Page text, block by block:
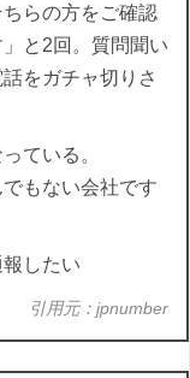
らの方をご確認
と2回。質問聞い
をガチャ切りさ
ている。
もない会社です
したい
引用元：jpnumber